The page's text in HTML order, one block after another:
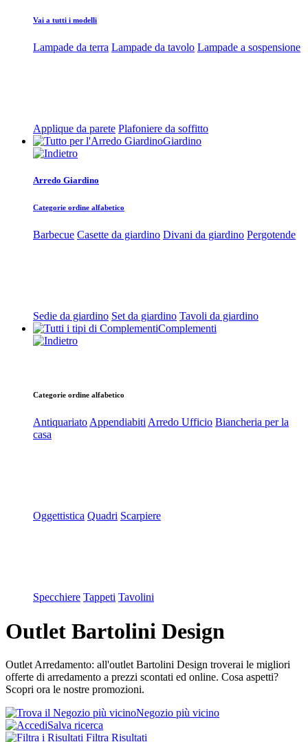
Vai a tutti i modelli
Lampade da terra Lampade da tavolo Lampade a sospensione
Applique da parete Plafoniere da soffitto
Giardino
Arredo Giardino
Categorie ordine alfabetico
Barbecue Casette da giardino Divani da giardino Pergotende
Sedie da giardino Set da giardino Tavoli da giardino
Complementi
Categorie ordine alfabetico
Antiquariato Appendiabiti Arredo Ufficio Biancheria per la
casa
Oggettistica Quadri Scarpiere
Specchiere Tappeti Tavolini
Outlet Bartolini Design
Outlet Arredamento: all'outlet Bartolini Design troverai le migliori
offerte di arredamento a prezzi scontati ed online. Cosa aspetti?
Scopri ora le nostre promozioni.
Negozio più vicino
Salva ricerca
Filtra Risultati